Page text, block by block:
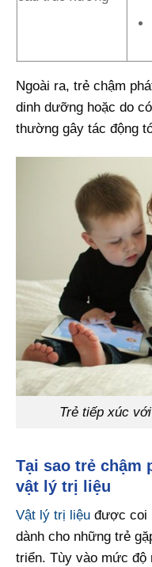
Ngoài ra, trẻ chậm
dinh dưỡng hoặc do
thường gây tác động
Trẻ tiếp xúc
Tại sao trẻ chậm
vật lý trị liệu
Vật lý trị liệu được coi
dành cho những trẻ
triển. Tùy vào mức độ